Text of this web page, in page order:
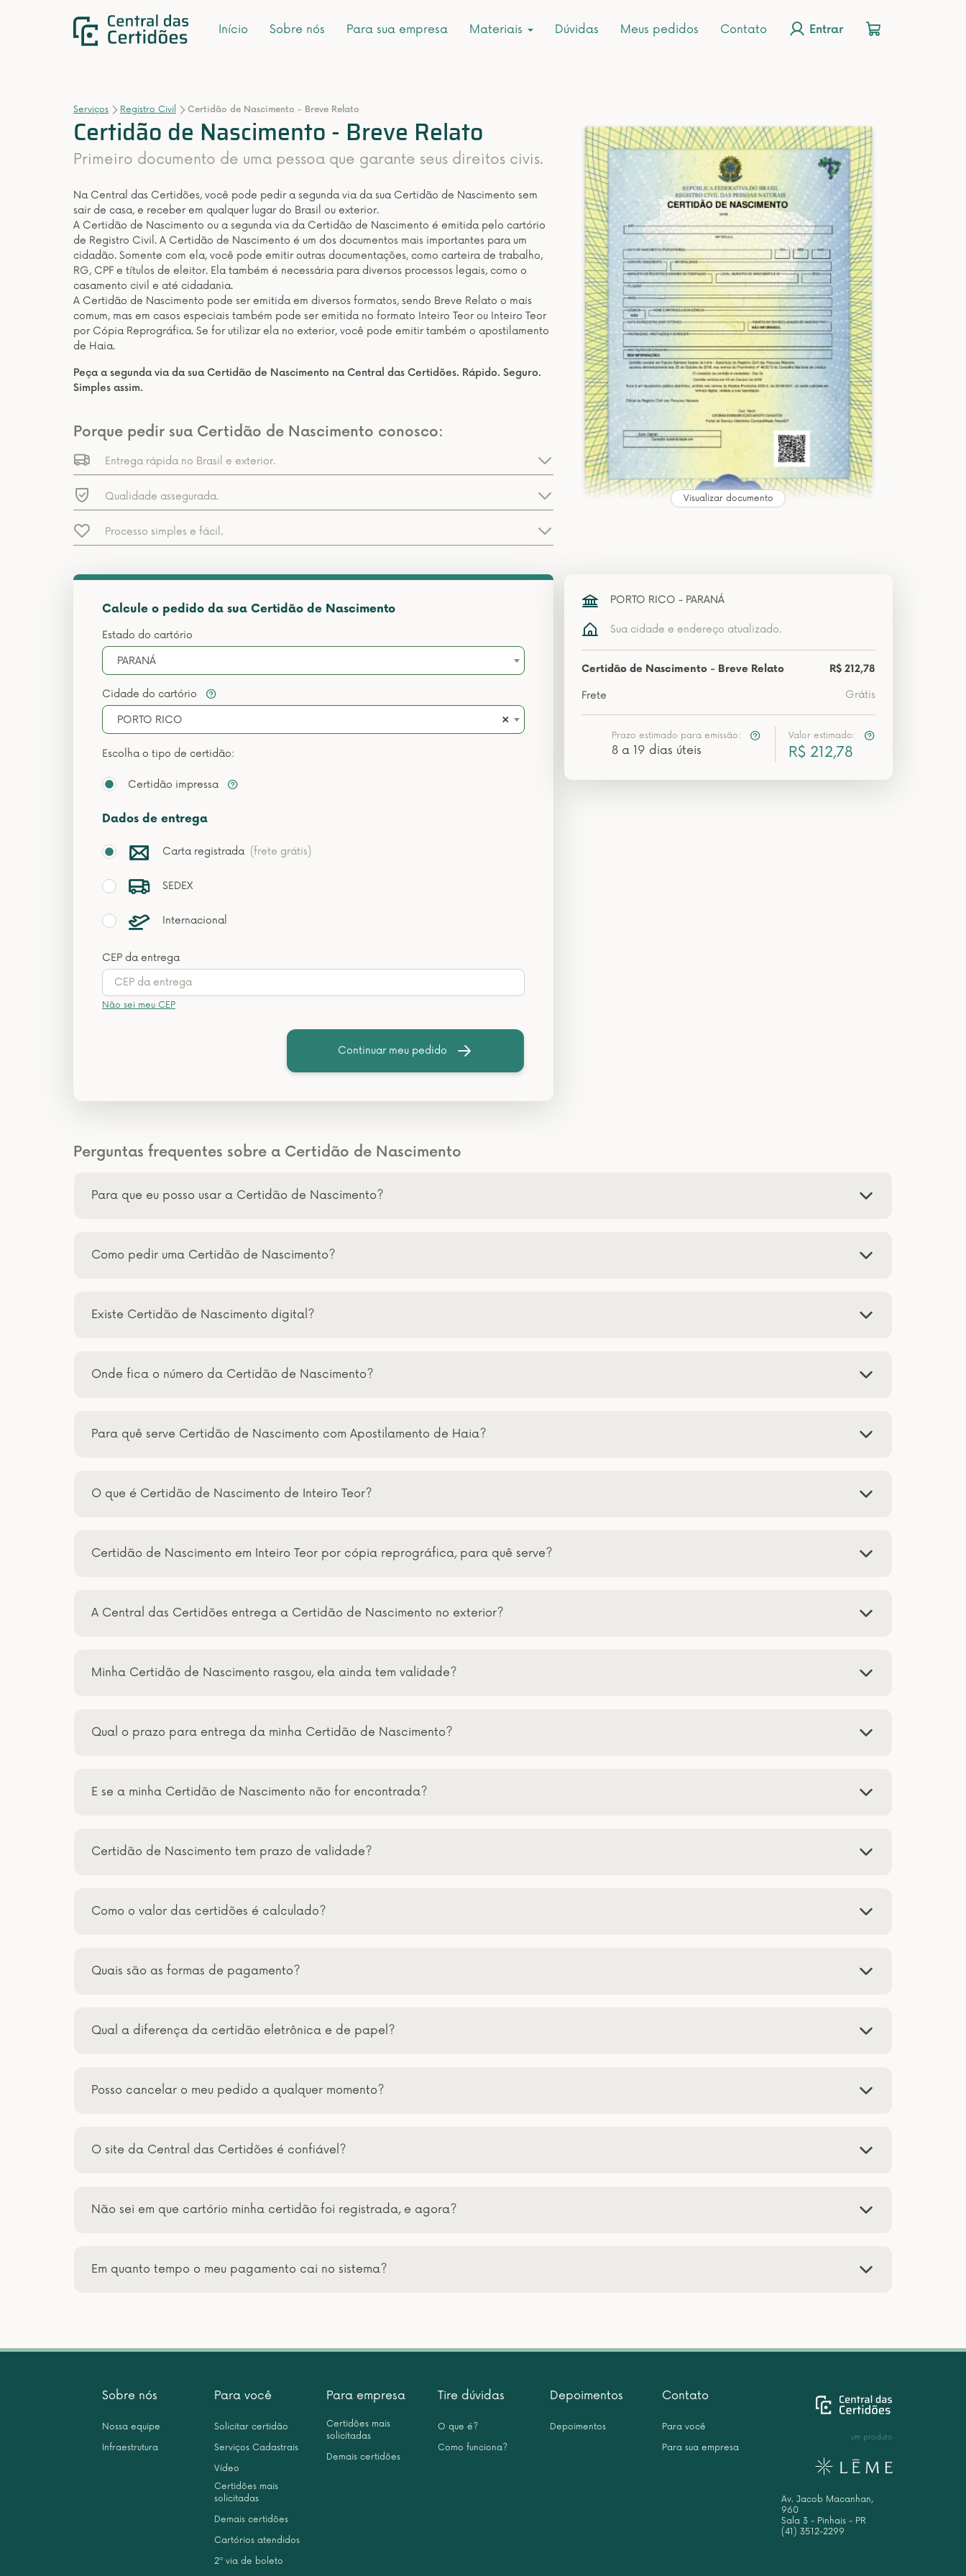
Início Sobre nós Para sua empresa Materiais Dúvidas Meus pedidos Contato Entrar
Serviços Registro Civil Certidão de Nascimento - Breve Relato
Certidão de Nascimento - Breve Relato
Primeiro documento de uma pessoa que garante seus direitos civis.
Na Central das Certidões, você pode pedir a segunda via da sua Certidão de Nascimento sem
sair de casa, e receber em qualquer lugar do Brasil ou exterior.
A Certidão de Nascimento ou a segunda via da Certidão de Nascimento é emitida pelo cartório
de Registro Civil. A Certidão de Nascimento é um dos documentos mais importantes para um
cidadão. Somente com ela, você pode emitir outras documentações, como carteira de trabalho,
RG, CPF e títulos de eleitor. Ela também é necessária para diversos processos legais, como o
casamento civil e até cidadania.
A Certidão de Nascimento pode ser emitida em diversos formatos, sendo Breve Relato o mais
comum, mas em casos especiais também pode ser emitida no formato Inteiro Teor ou Inteiro Teor
por Cópia Reprográfica. Se for utilizar ela no exterior, você pode emitir também o apostilamento
de Haia.
Peça a segunda via da sua Certidão de Nascimento na Central das Certidões. Rápido. Seguro.
Simples assim.
Porque pedir sua Certidão de Nascimento conosco:
Entrega rápida no Brasil e exterior.
Qualidade assegurada.
Processo simples e fácil.
Visualizar documento
Calcule o pedido da sua Certidão de Nascimento
Estado do cartório
PARANÁ
Cidade do cartório
×
PORTO RICO
Escolha o tipo de certidão:
Certidão impressa
Dados de entrega
Carta registrada (frete grátis)
SEDEX
Internacional
CEP da entrega
Não sei meu CEP
Continuar meu pedido
PORTO RICO - PARANÁ
Sua cidade e endereço atualizado.
Certidão de Nascimento - Breve Relato R$ 212,78
Frete Grátis
Prazo estimado para emissão:
8 a 19 dias úteis
Valor estimado:
R$ 212,78
Perguntas frequentes sobre a Certidão de Nascimento
Para que eu posso usar a Certidão de Nascimento?
Como pedir uma Certidão de Nascimento?
Existe Certidão de Nascimento digital?
Onde fica o número da Certidão de Nascimento?
Para quê serve Certidão de Nascimento com Apostilamento de Haia?
O que é Certidão de Nascimento de Inteiro Teor?
Certidão de Nascimento em Inteiro Teor por cópia reprográfica, para quê serve?
A Central das Certidões entrega a Certidão de Nascimento no exterior?
Minha Certidão de Nascimento rasgou, ela ainda tem validade?
Qual o prazo para entrega da minha Certidão de Nascimento?
E se a minha Certidão de Nascimento não for encontrada?
Certidão de Nascimento tem prazo de validade?
Como o valor das certidões é calculado?
Quais são as formas de pagamento?
Qual a diferença da certidão eletrônica e de papel?
Posso cancelar o meu pedido a qualquer momento?
O site da Central das Certidões é confiável?
Não sei em que cartório minha certidão foi registrada, e agora?
Em quanto tempo o meu pagamento cai no sistema?
Sobre nós
Nossa equipe
Infraestrutura
Para você
Solicitar certidão
Serviços Cadastrais
Vídeo
Certidões mais
solicitadas
Demais certidões
Cartórios atendidos
2ª via de boleto
Para empresa
Certidões mais
solicitadas
Demais certidões
Tire dúvidas
O que é?
Como funciona?
Depoimentos
Depoimentos
Contato
Para você
Para sua empresa
um produto
Av. Jacob Macanhan,
960
Sala 3 - Pinhais - PR
(41) 3512-2299